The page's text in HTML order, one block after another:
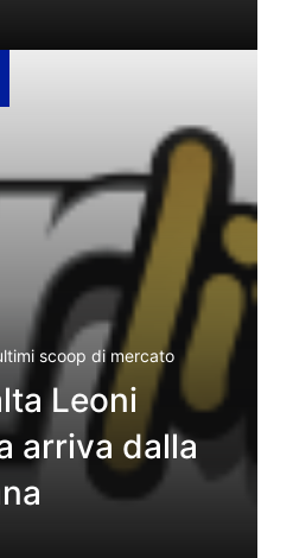
scoop di mercato
Leoni
arriva dalla